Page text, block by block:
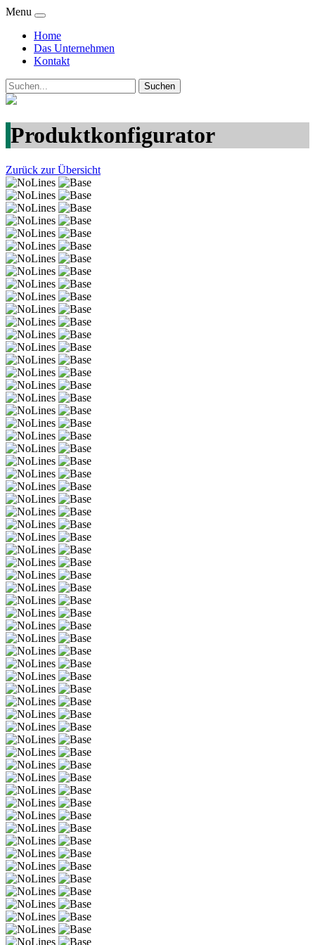
Menu
Home
Das Unternehmen
Kontakt
Produktkonfigurator
Zurück zur Übersicht